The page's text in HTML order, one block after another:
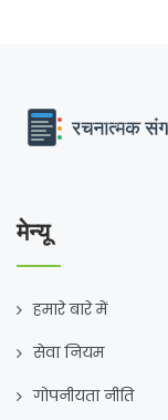
मेन्यू
हमारे बारे में
सेवा नियम
गोपनीयता नीति